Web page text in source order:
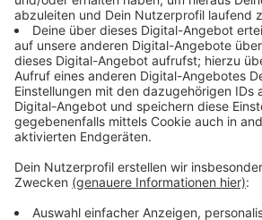
Krankenhaus. Die Polizei ermittelt
Unfallursache.
Anzeige
Anzeige